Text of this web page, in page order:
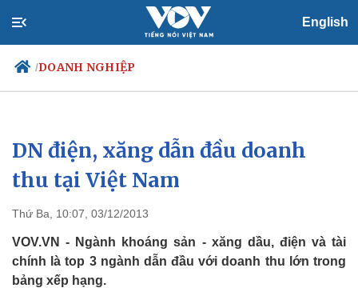
English
/DOANH NGHIỆP
Chính trị
Đảng
Tổ chức nhân sự
Nhận diện sự thật
Xã hội
Việc làm
Biển đảo
DN điện, xăng dẫn đầu doanh
thu tại Việt Nam
Thứ Ba, 10:07, 03/12/2013
VOV.VN - Ngành khoáng sản - xăng dầu, điện và tài
chính là top 3 ngành dẫn đầu với doanh thu lớn trong
bảng xếp hạng.